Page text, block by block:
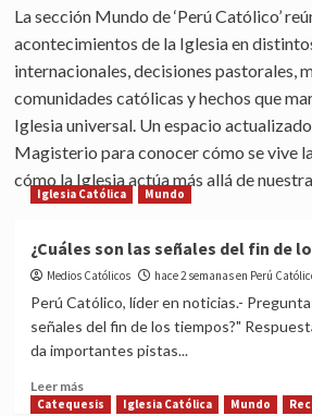
La sección Mundo de ‘Perú Católico’
acontecimientos de la Iglesia en
internacionales, decisiones pastorales,
comunidades católicas y hechos que
Iglesia universal. Un espacio
Magisterio para conocer cómo se vive
cómo la Iglesia actúa más allá de
Iglesia Católica Mundo
¿Cuáles son las señales del fin de
Medios Católicos hace 2 semanas en Perú
Perú Católico, líder en noticias.-
señales del fin de los tiempos?"
da importantes pistas...
Leer másRead
more
Catequesis Iglesia Católica Mundo